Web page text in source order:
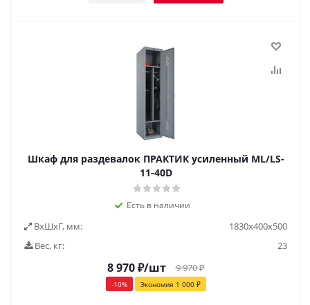
Шкаф для раздевалок ПРАКТИК усиленный ML/LS-
11-40D
Есть в наличии
ВxШxГ, мм:
1830x400x500
Вес, кг:
23
8 970₽/шт 9 970₽
-10% Экономия 1 000₽